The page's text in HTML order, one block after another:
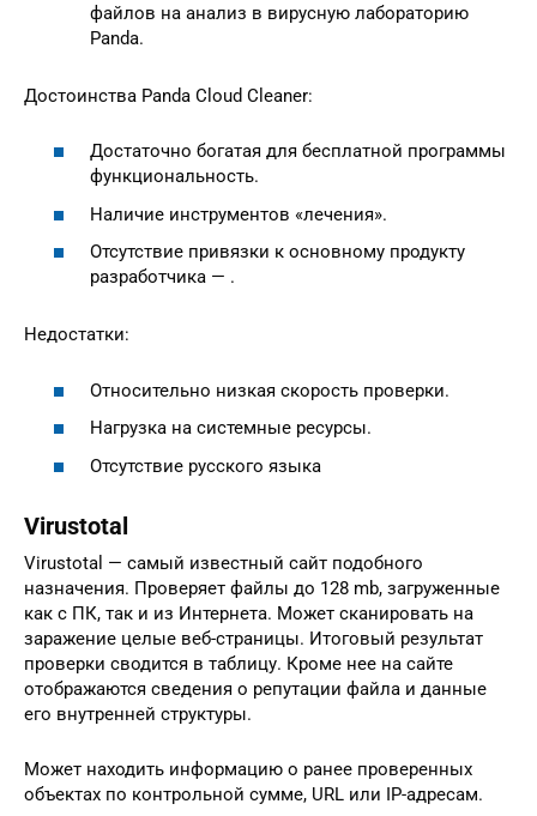
файлов на анализ в вирусную лабораторию
Panda.
Достоинства Panda Cloud Cleaner:
Достаточно богатая для бесплатной программы
функциональность.
Наличие инструментов «лечения».
Отсутствие привязки к основному продукту
разработчика — .
Недостатки:
Относительно низкая скорость проверки.
Нагрузка на системные ресурсы.
Отсутствие русского языка
Virustotal
Virustotal — самый известный сайт подобного
назначения. Проверяет файлы до 128 mb, загруженные
как с ПК, так и из Интернета. Может сканировать на
заражение целые веб-страницы. Итоговый результат
проверки сводится в таблицу. Кроме нее на сайте
отображаются сведения о репутации файла и данные
его внутренней структуры.
Может находить информацию о ранее проверенных
объектах по контрольной сумме, URL или IP-адресам.